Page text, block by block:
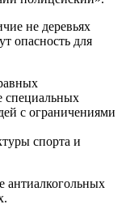
не деревьях
опасность для
специальных
с ограничениями
спорта и
антиалкогольных